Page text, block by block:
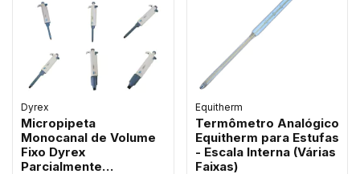
Dyrex
Micropipeta
Monocanal de Volume
Fixo Dyrex
Parcialmente
Equitherm
Termômetro Analógico
Equitherm para Estufas
- Escala Interna (Várias
Faixas)